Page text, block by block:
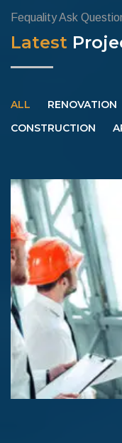
Fequality Ask
Latest
ALL RENOVATION
CONSTRUCTION
Proyek